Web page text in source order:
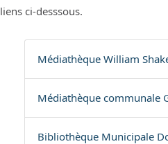
liens ci-desssous.
Médiathèque William
Médiathèque communale
Bibliothèque Municipale